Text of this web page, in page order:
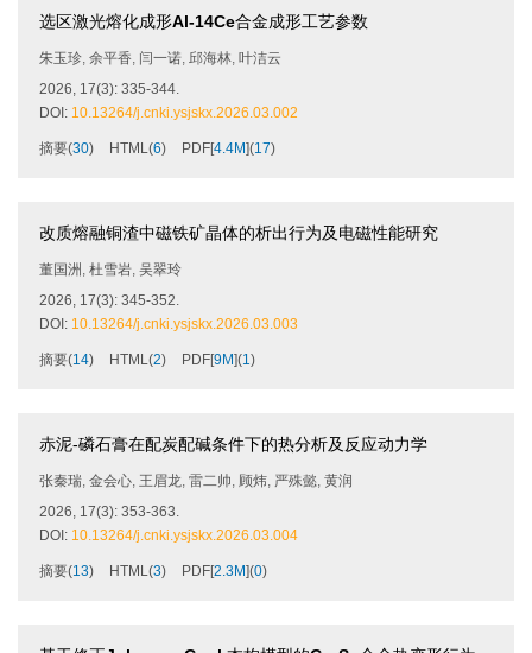
选区激光熔化成形Al-14Ce合金成形工艺参数
朱玉珍 余平香 闫一诺 邱海林 叶洁云
2026, 17(3): 335-344.
DOI: 10.13264/j.cnki.ysjskx.2026.03.002
摘要(30) HTML (6) PDF[4.4M](17)
改质熔融铜渣中磁铁矿晶体的析出行为及电磁性能研究
董国洲 杜雪岩 吴翠玲
2026, 17(3): 345-352.
DOI: 10.13264/j.cnki.ysjskx.2026.03.003
摘要(14) HTML (2) PDF[9M](1 )
赤泥-磷石膏在配炭配碱条件下的热分析及反应动力学
张秦瑞 金会心 王眉龙 雷二帅 顾炜 严殊懿 黄润
2026, 17(3): 353-363.
DOI: 10.13264/j.cnki.ysjskx.2026.03.004
摘要(13) HTML (3) PDF[2.3M](0)